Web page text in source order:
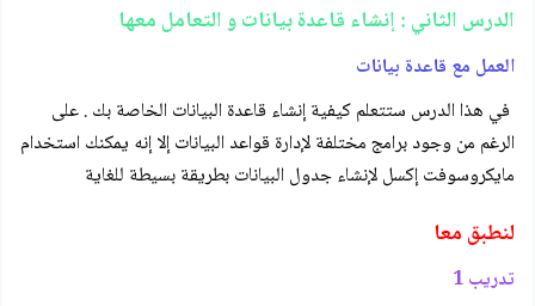
الدرس الثاني : إنشاء قاعدة بيانات و التعامل معها
العمل مع قاعدة بيانات
في هذا الدرس ستتعلم كيفية إنشاء قاعدة البيانات الخاصة بك . على
الرغم من وجود برامج مختلفة لإدارة قواعد البيانات إلا إنه يمكنك استخدام
مايكروسوفت إكسل لإنشاء جدول البيانات بطريقة بسيطة للغاية
لنطبق معا
تدريب 1